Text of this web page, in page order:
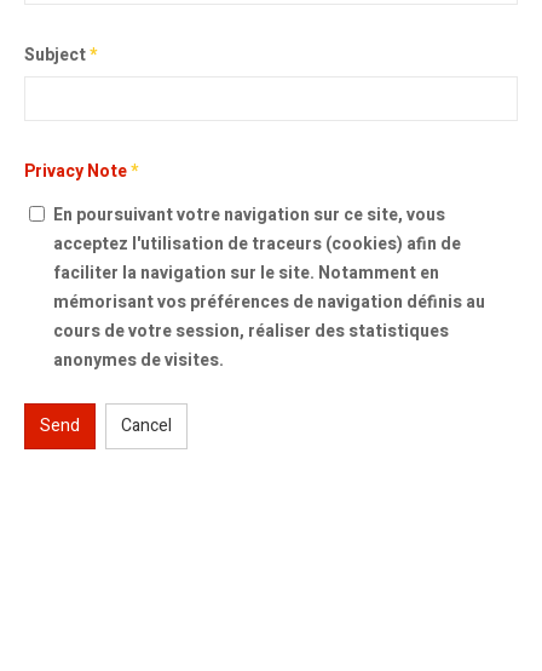
Subject*
Privacy Note*
En poursuivant votre navigation sur ce site, vous
acceptez l'utilisation de traceurs (cookies) afin de
faciliter la navigation sur le site. Notamment en
mémorisant vos préférences de navigation définis au
cours de votre session, réaliser des statistiques
anonymes de visites.
Send Cancel